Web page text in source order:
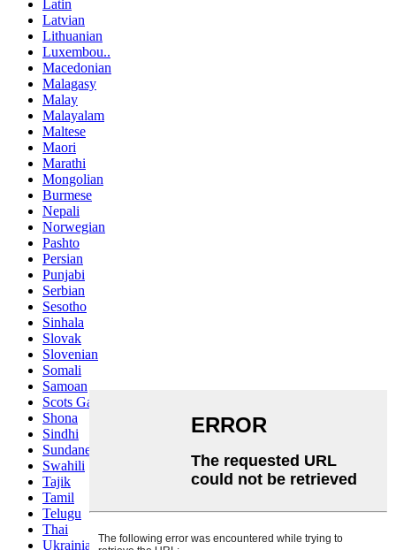
Latin
Latvian
Lithuanian
Luxembou..
Macedonian
Malagasy
Malay
Malayalam
Maltese
Maori
Marathi
Mongolian
Burmese
Nepali
Norwegian
Pashto
Persian
Punjabi
Serbian
Sesotho
Sinhala
Slovak
Slovenian
Somali
Samoan
Scots Gaelic
Shona
Sindhi
Sundanese
Swahili
Tajik
Tamil
Telugu
Thai
Ukrainian